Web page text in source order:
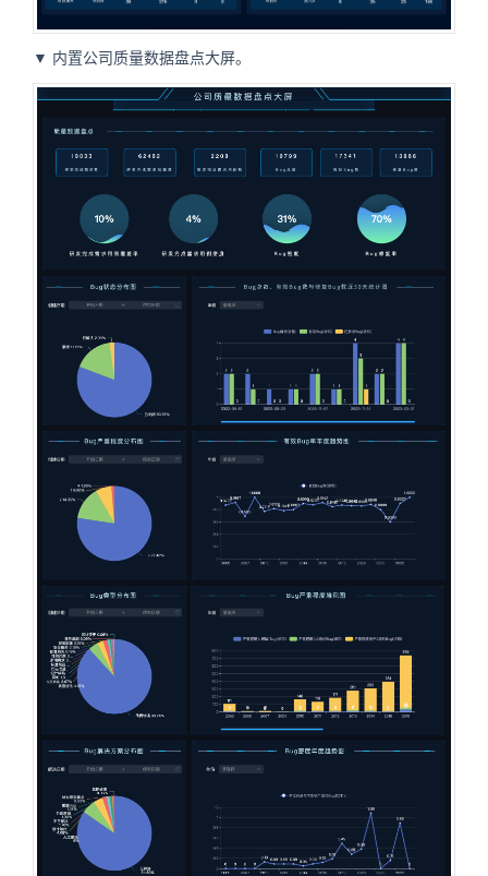
▼ 内置公司质量数据盘点大屏。